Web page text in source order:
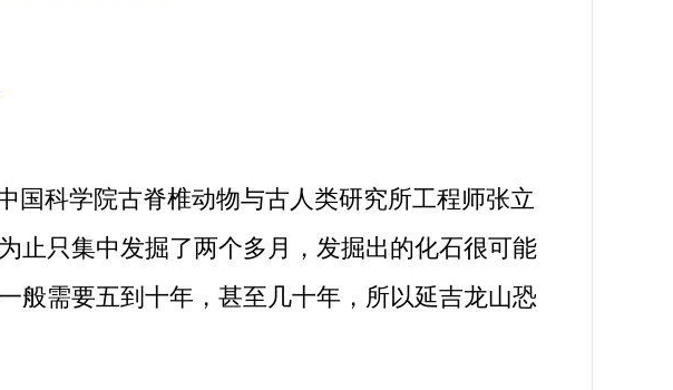
科学院古脊椎动物与古人类研究所工程师张立
止只集中发掘了两个多月，发掘出的化石很可能
般需要五到十年，甚至几十年，所以延吉龙山恐